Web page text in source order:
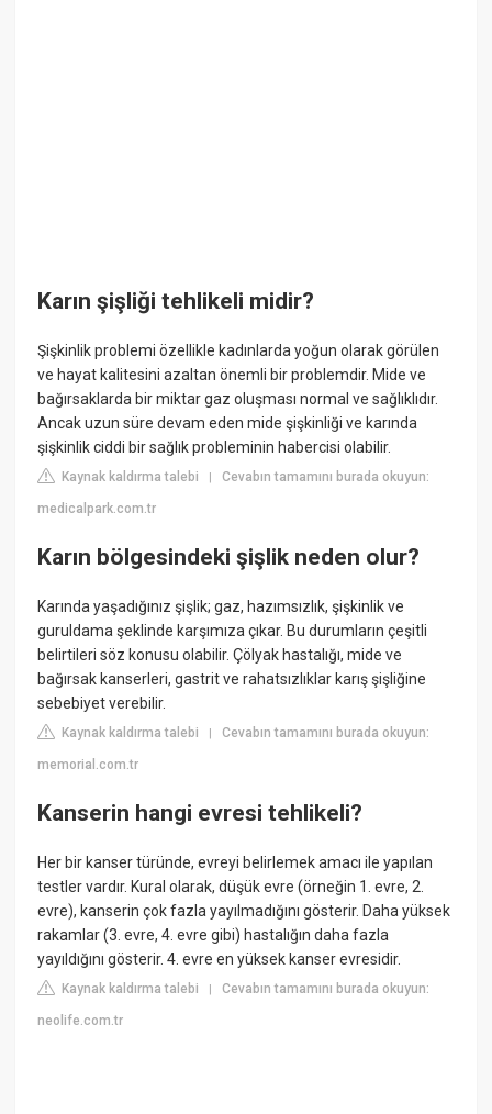
Karın şişliği tehlikeli midir?
Şişkinlik problemi özellikle kadınlarda yoğun olarak görülen
ve hayat kalitesini azaltan önemli bir problemdir. Mide ve
bağırsaklarda bir miktar gaz oluşması normal ve sağlıklıdır.
Ancak uzun süre devam eden mide şişkinliği ve karında
şişkinlik ciddi bir sağlık probleminin habercisi olabilir.
Kaynak kaldırma talebi |Cevabın tamamını burada okuyun:
medicalpark.com.tr
Karın bölgesindeki şişlik neden olur?
Karında yaşadığınız şişlik; gaz, hazımsızlık, şişkinlik ve
guruldama şeklinde karşımıza çıkar. Bu durumların çeşitli
belirtileri söz konusu olabilir. Çölyak hastalığı, mide ve
bağırsak kanserleri, gastrit ve rahatsızlıklar karış şişliğine
sebebiyet verebilir.
Kaynak kaldırma talebi |Cevabın tamamını burada okuyun:
memorial.com.tr
Kanserin hangi evresi tehlikeli?
Her bir kanser türünde, evreyi belirlemek amacı ile yapılan
testler vardır. Kural olarak, düşük evre (örneğin 1. evre, 2.
evre), kanserin çok fazla yayılmadığını gösterir. Daha yüksek
rakamlar (3. evre, 4. evre gibi) hastalığın daha fazla
yayıldığını gösterir. 4. evre en yüksek kanser evresidir.
Kaynak kaldırma talebi |Cevabın tamamını burada okuyun:
neolife.com.tr